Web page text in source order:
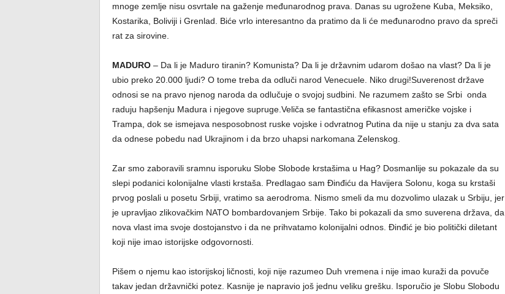
mnoge zemlje nisu osvrtale na gaženje međunarodnog prava. Danas su ugrožene Kuba, Meksiko,
Kostarika, Boliviji i Grenlad. Biće vrlo interesantno da pratimo da li će međunarodno pravo da spreči
rat za sirovine.
MADURO– Da li je Maduro tiranin? Komunista? Da li je državnim udarom došao na vlast? Da li je
ubio preko 20.000 ljudi? O tome treba da odluči narod Venecuele. Niko drugi!Suverenost države
odnosi se na pravo njenog naroda da odlučuje o svojoj sudbini. Ne razumem zašto se Srbi onda
raduju hapšenju Madura i njegove supruge.Veliča se fantastična efikasnost američke vojske i
Trampa, dok se ismejava nesposobnost ruske vojske i odvratnog Putina da nije u stanju za dva sata
da odnese pobedu nad Ukrajinom i da brzo uhapsi narkomana Zelenskog.
Zar smo zaboravili sramnu isporuku Slobe Slobode krstašima u Hag? Dosmanlije su pokazale da su
slepi podanici kolonijalne vlasti krstaša. Predlagao sam Đinđiću da Havijera Solonu, koga su krstaši
prvog poslali u posetu Srbiji, vratimo sa aerodroma. Nismo smeli da mu dozvolimo ulazak u Srbiju, jer
je upravljao zlikovačkim NATO bombardovanjem Srbije. Tako bi pokazali da smo suverena država, da
nova vlast ima svoje dostojanstvo i da ne prihvatamo kolonijalni odnos. Đinđić je bio politički diletant
koji nije imao istorijske odgovornosti.
Pišem o njemu kao istorijskoj ličnosti, koji nije razumeo Duh vremena i nije imao kuraži da povuče
takav jedan državnički potez. Kasnije je napravio još jednu veliku grešku. Isporučio je Slobu Slobodu